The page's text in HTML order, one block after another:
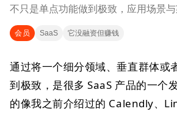
不只是单点功能做到极致，应用场景
会员 SaaS 它没融资但赚钱
通过将一个细分领域、垂直群体或
到极致，是很多 SaaS 产品的一个
的像我之前介绍过的 Calendly、